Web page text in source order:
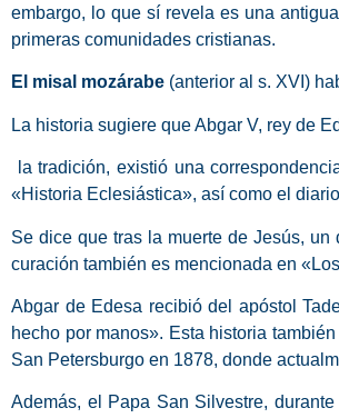
embargo, lo que sí revela es una
primeras comunidades cristianas.
El misal mozárabe (anterior al s. XVI)
La historia sugiere que Abgar V, rey de
la tradición, existió una
«Historia Eclesiástica», así como el
Se dice que tras la muerte de Jesús,
curación también es mencionada en
Abgar de Edesa recibió del apóstol
hecho por manos». Esta historia
San Petersburgo en 1878, donde
Además, el Papa San Silvestre,